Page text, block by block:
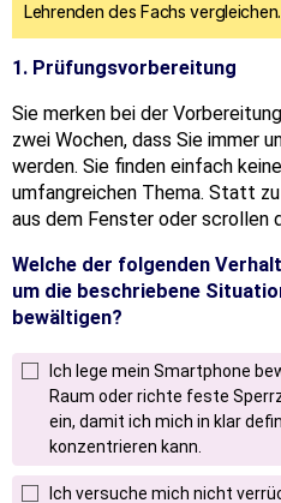
Lehrenden des Fachs vergleichen.